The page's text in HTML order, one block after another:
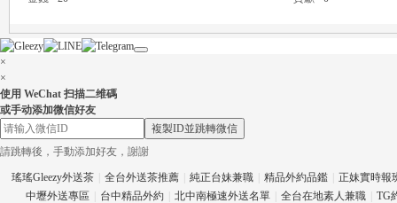
Gl
×
×
使用 WeChat 扫描二维碼
或手动添加微信好友
複製ID並跳轉微信
請跳轉後，手動添加好友，謝謝
瑤瑤Gleezy外送茶 全台外送茶推薦 純正台妹兼職 精品外約品鑑
正妹實時報
中壢外送專區
台中精品外約 北中南極速外送名單 全台在地素人兼職
TG